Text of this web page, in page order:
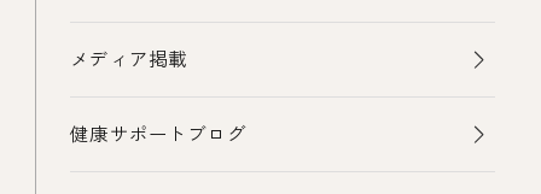
メディア掲載
健康サポートブログ